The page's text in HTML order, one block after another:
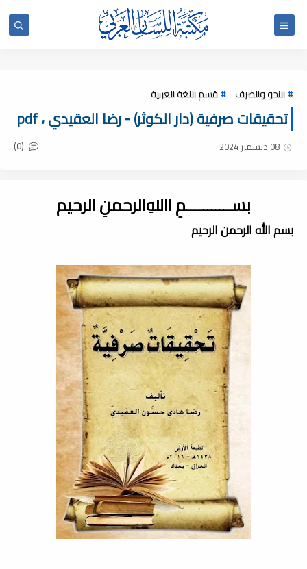
النحو والصرف قسم اللغة العربية
تحقيقات صرفية (دار الكوثر) - رضا العقيدي ، pdf
08 ديسمبر 2024 (0)
بســـــــــــمِ اﷲِالرحمنِ الرحيم
بسم الله الرحمن الرحيم